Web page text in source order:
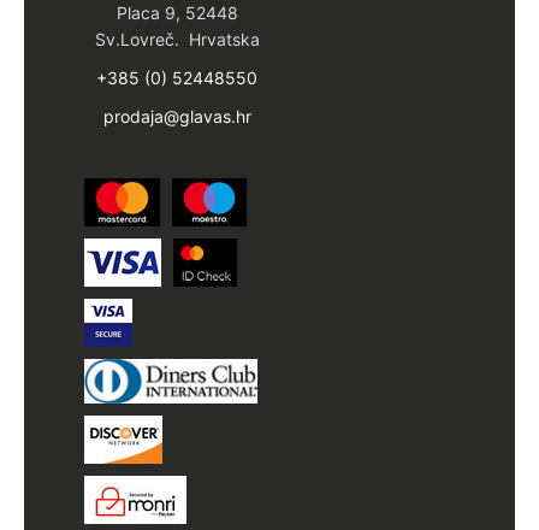
Placa 9, 52448
Sv.Lovreč. Hrvatska
+385 (0) 52448550
prodaja@glavas.hr